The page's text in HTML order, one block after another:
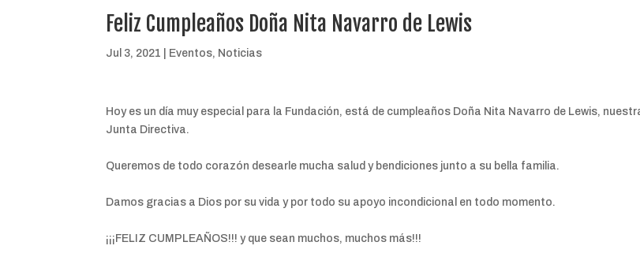
Feliz Cumpleaños Doña Nita Navarro de Lewis
Jul 3, 2021 Eventos, Noticias
Hoy es un día muy especial para la Fundación, está de cumpleaños Doña Nita Navarro de Lewis,
Junta Directiva.
Queremos de todo corazón desearle mucha salud y bendiciones junto a su bella familia.
Damos gracias a Dios por su vida y por todo su apoyo incondicional en todo momento.
¡¡¡FELIZ CUMPLEAÑOS!!! y que sean muchos, muchos más!!!